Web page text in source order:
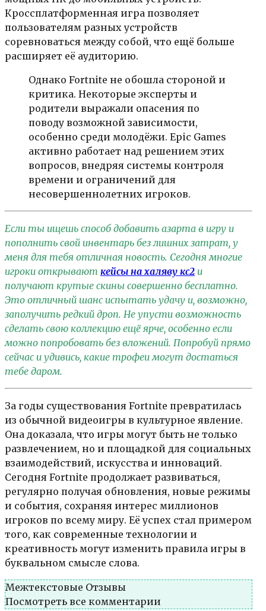
Кроссплатформенная игра позволяет
пользователям разных устройств
соревноваться между собой, что ещё больше
расширяет её аудиторию.
Однако Fortnite не обошла стороной и
критика. Некоторые эксперты и
родители выражали опасения по
поводу возможной зависимости,
особенно среди молодёжи. Epic Games
активно работает над решением этих
вопросов, внедряя системы контроля
времени и ограничений для
несовершеннолетних игроков.
Если ты ищешь способ добавить азарта в игру и
пополнить свой инвентарь без лишних затрат, у
меня для тебя отличная новость. Сегодня многие
игроки открывают кейсы на халяву кс2 и
получают крутые скины совершенно бесплатно.
Это отличный шанс испытать удачу и, возможно,
заполучить редкий дроп. Не упусти возможность
сделать свою коллекцию ещё ярче, особенно если
можно попробовать без вложений. Попробуй прямо
сейчас и удивись, какие трофеи могут достаться
тебе даром.
За годы существования Fortnite превратилась
из обычной видеоигры в культурное явление.
Она доказала, что игры могут быть не только
развлечением, но и площадкой для социальных
взаимодействий, искусства и инноваций.
Сегодня Fortnite продолжает развиваться,
регулярно получая обновления, новые режимы
и события, сохраняя интерес миллионов
игроков по всему миру. Её успех стал примером
того, как современные технологии и
креативность могут изменить правила игры в
буквальном смысле слова.
Межтекстовые Отзывы
Посмотреть все комментарии